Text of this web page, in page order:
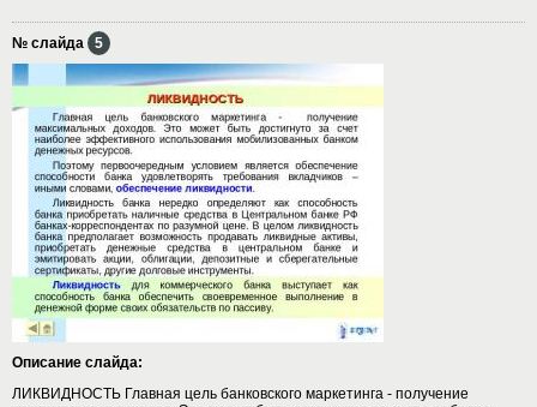
№ слайда 5
Описание слайда:
ЛИКВИДНОСТЬ Главная цель банковского маркетинга - получение